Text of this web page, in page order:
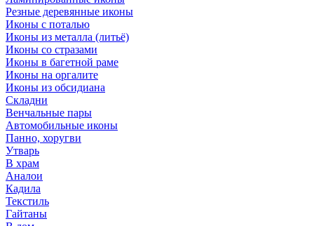
Резные деревянные иконы
Иконы с поталью
Иконы из металла (литьё)
Иконы со стразами
Иконы в багетной раме
Иконы на оргалите
Иконы из обсидиана
Складни
Венчальные пары
Автомобильные иконы
Панно, хоругви
Утварь
В храм
Аналои
Кадила
Текстиль
Гайтаны